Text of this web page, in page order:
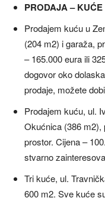
PRODAJA – KUĆE
Prodajem kuću u
(204 m2) i garaža,
– 165.000 eura ili
dogovor oko
prodaje, možete
Prodajem kuću, ul.
Okućnica (386 m2),
prostor. Cijena –
stvarno
Tri kuće, ul.
600 m2. Sve kuće